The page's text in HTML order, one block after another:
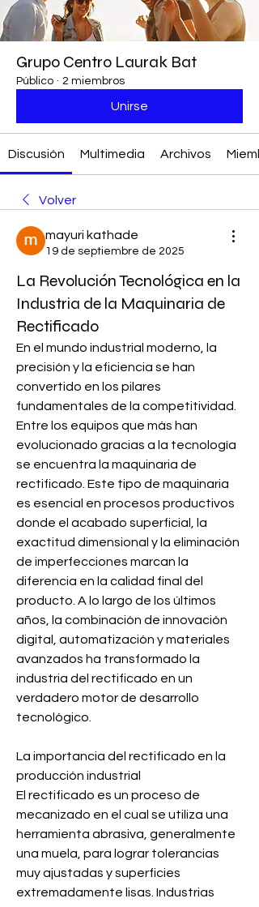
Grupo Centro Laurak Bat
Público · 2 miembros
Unirse
Discusión Multimedia Archivos
Volver
mayuri kathade
19 de septiembre de 2025
La Revolución Tecnológica en la
Industria de la Maquinaria de
Rectificado
En el mundo industrial moderno, la
precisión y la eficiencia se han
convertido en los pilares
fundamentales de la competitividad.
Entre los equipos que más han
evolucionado gracias a la tecnología
se encuentra la maquinaria de
rectificado. Este tipo de maquinaria
es esencial en procesos productivos
donde el acabado superficial, la
exactitud dimensional y la eliminación
de imperfecciones marcan la
diferencia en la calidad final del
producto. A lo largo de los últimos
años, la combinación de innovación
digital, automatización y materiales
avanzados ha transformado la
industria del rectificado en un
verdadero motor de desarrollo
tecnológico.
La importancia del rectificado en la
producción industrial
El rectificado es un proceso de
mecanizado en el cual se utiliza una
herramienta abrasiva, generalmente
una muela, para lograr tolerancias
muy ajustadas y superficies
extremadamente lisas. Industrias